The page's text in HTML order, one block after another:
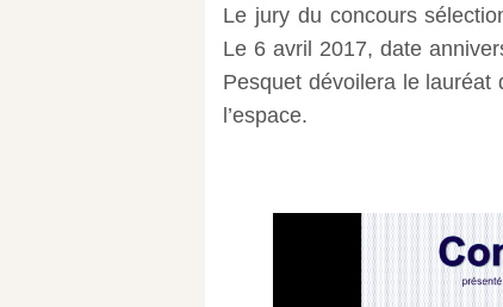
Le jury du concours
Le 6 avril 2017, date
Pesquet dévoilera le
l’espace.